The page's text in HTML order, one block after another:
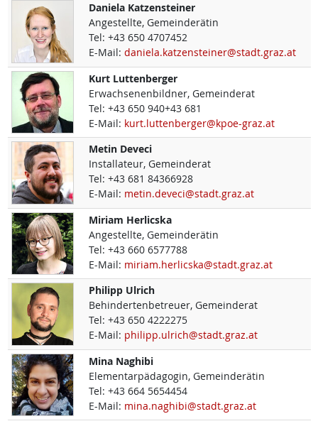
Daniela Katzensteiner
Angestellte, Gemeinderätin
Tel: +43 650 4707452
E-Mail: daniela.katzensteiner@stadt.graz.at
Kurt Luttenberger
Erwachsenenbildner, Gemeinderat
Tel: +43 650 940+43 681
E-Mail: kurt.luttenberger@kpoe-graz.at
Metin Deveci
Installateur, Gemeinderat
Tel: +43 681 84366928
E-Mail: metin.deveci@stadt.graz.at
Miriam Herlicska
Angestellte, Gemeinderätin
Tel: +43 660 6577788
E-Mail: miriam.herlicska@stadt.graz.at
Philipp Ulrich
Behindertenbetreuer, Gemeinderat
Tel: +43 650 4222275
E-Mail: philipp.ulrich@stadt.graz.at
Mina Naghibi
Elementarpädagogin, Gemeinderätin
Tel: +43 664 5654454
E-Mail: mina.naghibi@stadt.graz.at